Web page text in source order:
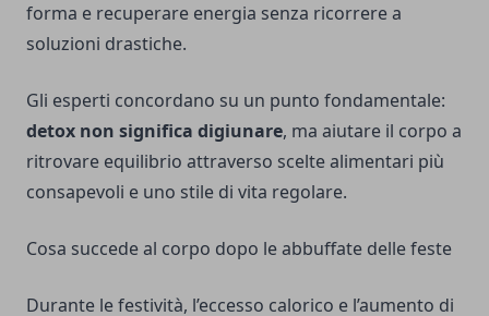
forma e recuperare energia senza ricorrere a
soluzioni drastiche.
Gli esperti concordano su un punto fondamentale:
detox non significa digiunare, ma aiutare il corpo a
ritrovare equilibrio attraverso scelte alimentari più
consapevoli e uno stile di vita regolare.
Cosa succede al corpo dopo le abbuffate delle feste
Durante le festività, l’eccesso calorico e l’aumento di